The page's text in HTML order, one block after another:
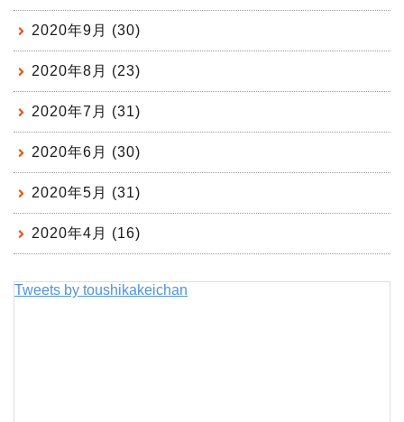
2020年9月 (30)
2020年8月 (23)
2020年7月 (31)
2020年6月 (30)
2020年5月 (31)
2020年4月 (16)
Tweets by toushikakeichan